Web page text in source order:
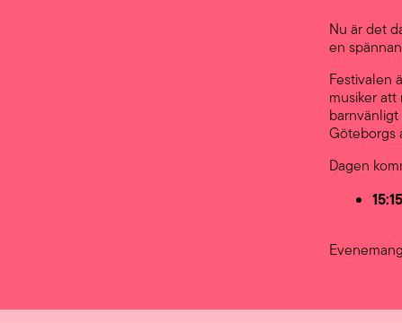
Nu är det
en
Festivalen
musiker
Göteborgs
Dagen